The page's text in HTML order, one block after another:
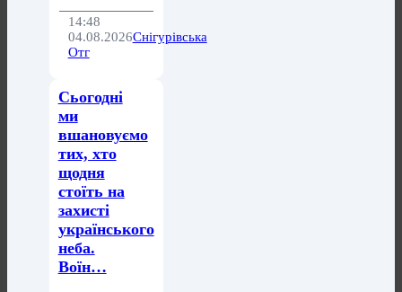
14:48
04.08.2026Снігурівська
Отг
Сьогодні
ми
вшановуємо
тих, хто
щодня
стоїть на
захисті
українського
неба.
Воїн…